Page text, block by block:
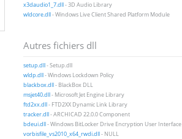
x3daudio1_7.dll- 3D Audio Library
wldcore.dll- Windows Live Client Shared Platform Module
Autres fichiers dll
setup.dll- Setup.dll
wldp.dll- Windows Lockdown Policy
blackbox.dll- BlackBox DLL
msjet40.dll- Microsoft Jet Engine Library
ftd2xx.dll- FTD2XX Dynamic Link Library
tracker.dll- ARCHICAD 22.0.0 Component
bdeui.dll- Windows BitLocker Drive Encryption User Interface
vorbisfile_vs2010_x64_rwdi.dll- NULL